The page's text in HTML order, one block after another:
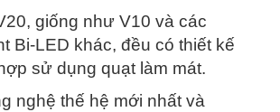
giống như V10 và các
Bi-LED khác, đều có thiết kế
sử dụng quạt làm mát.
nghệ thế hệ mới nhất và